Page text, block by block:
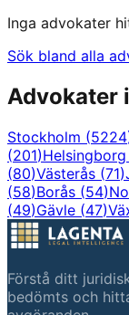
Inga advokater
Sök bland alla
Advokater
Stockholm (5224
(201)Helsingborg
(80)Västerås (71)
(58)Borås (54)
(49)Gävle (47)
Förstå ditt
bedömts och